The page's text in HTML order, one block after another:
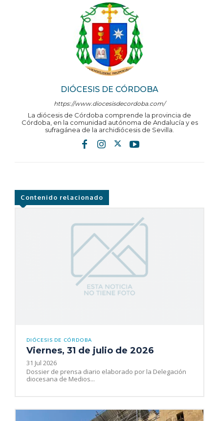
DIÓCESIS DE CÓRDOBA
https://www.diocesisdecordoba.com/
La diócesis de Córdoba comprende la provincia de
Córdoba, en la comunidad autónoma de Andalucía y es
sufragánea de la archidiócesis de Sevilla.
Contenido relacionado
DIÓCESIS DE CÓRDOBA
Viernes, 31 de julio de 2026
31 Jul 2026
Dossier de prensa diario elaborado por la Delegación
diocesana de Medios...